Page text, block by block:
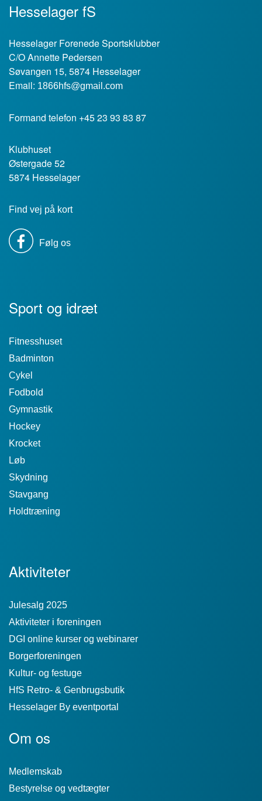
Hesselager fS
Hesselager Forenede Sportsklubber
C/O Annette Pedersen
Søvangen 15, 5874 Hesselager
Email: 1866hfs@gmail.com
Formand telefon +45 23 93 83 87
Klubhuset
Østergade 52
5874 Hesselager
Find vej på kort
Følg os
Sport og idræt
Fitnesshuset
Badminton
Cykel
Fodbold
Gymnastik
Hockey
Krocket
Løb
Skydning
Stavgang
Holdtræning
Aktiviteter
Julesalg 2025
Aktiviteter i foreningen
DGI online kurser og webinarer
Borgerforeningen
Kultur- og festuge
HfS Retro- & Genbrugsbutik
Hesselager By eventportal
Om os
Medlemskab
Bestyrelse og vedtægter